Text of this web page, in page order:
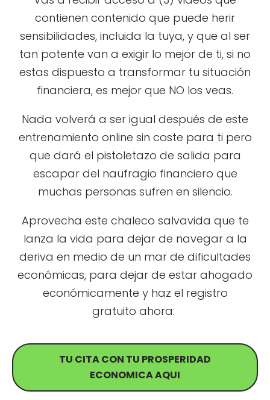
contienen contenido que puede herir
sensibilidades, incluida la tuya, y que al ser
tan potente van a exigir lo mejor de ti, si no
estas dispuesto a transformar tu situación
financiera, es mejor que NO los veas.
Nada volverá a ser igual después de este
entrenamiento online sin coste para ti pero
que dará el pistoletazo de salida para
escapar del naufragio financiero que
muchas personas sufren en silencio.
Aprovecha este chaleco salvavida que te
lanza la vida para dejar de navegar a la
deriva en medio de un mar de dificultades
económicas, para dejar de estar ahogado
económicamente y haz el registro
gratuito ahora:
TU CITA CON TU PROSPERIDAD
ECONOMICA AQUI